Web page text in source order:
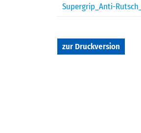
Supergrip_Anti-
zur Druckversion